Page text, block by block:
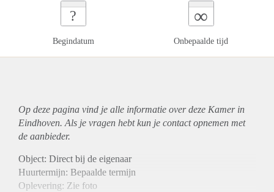
?
Begindatum
∞
Onbepaalde tijd
Op deze pagina vind je alle informatie over deze Kamer in
Eindhoven. Als je vragen hebt kun je contact opnemen met
de aanbieder.
Object: Direct bij de eigenaar
Huurtermijn: Bepaalde termijn
Oplevering: Zie foto